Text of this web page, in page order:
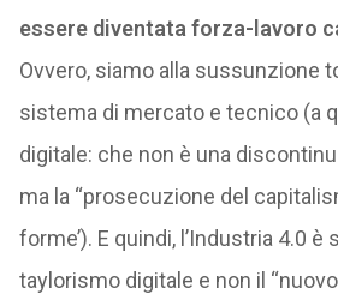
essere diventata forza-lavoro
Ovvero, siamo alla sussunzione
sistema di mercato e tecnico (a
digitale: che non è una
ma la “prosecuzione del
forme’). E quindi, l’Industria 4.0
taylorismo digitale e non il “nuovo